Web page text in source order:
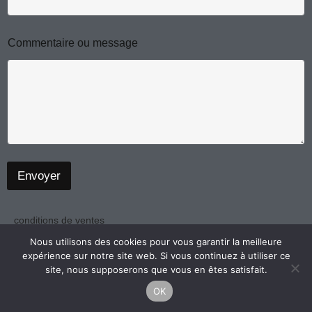
m
-
m
a
e
Commentaire ou message
Envoyer
conditions de ventes
politique de confidentialité
mentions légales
Nous utilisons des cookies pour vous garantir la meilleure
expérience sur notre site web. Si vous continuez à utiliser ce
site, nous supposerons que vous en êtes satisfait.
OK